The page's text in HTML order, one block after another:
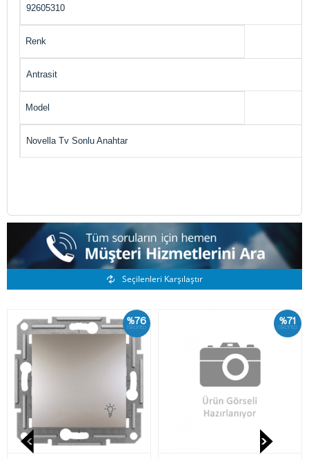
92605310
Renk
Antrasit
Model
Novella Tv Sonlu Anahtar
Benzer Ürünler
Seçilenleri Karşılaştır
%76
İskonto %71
İskonto